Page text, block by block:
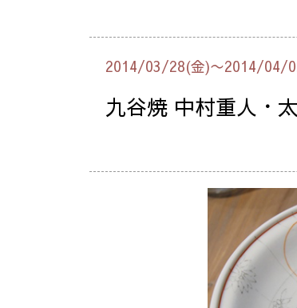
2014/03/28(金)〜2014/04/
九谷焼 中村重人・